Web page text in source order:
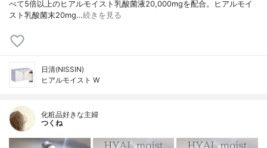
べて5倍以上のヒアルモイスト乳酸菌液20,000mgを配合。ヒアルモイ
スト乳酸菌末20mg…続きを見る
日清(NISSIN)
ヒアルモイスト W
化粧品好きな主婦
つくね